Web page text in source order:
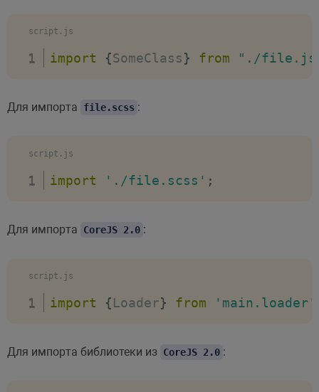
//
// обработки путей к
cssImages :
// путь к директории, в
// использовать ли svgo для
script.js
import {SomeClass} from "./
Для импорта file.scss :
script.js
import './file.scss' ;
Для импорта CoreJS 2.0 :
script.js
import {Loader} from 'main.loader'
Для импорта библиотеки из CoreJS 2.0 :